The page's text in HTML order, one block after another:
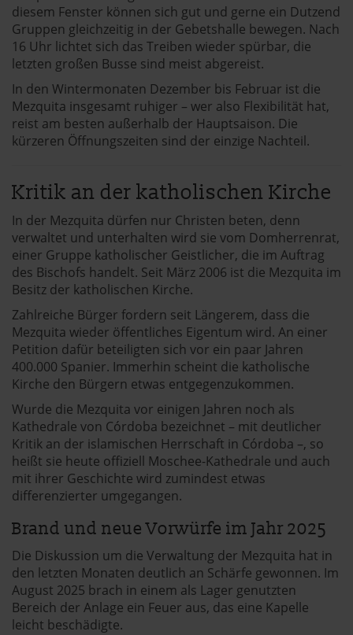
diesem Fenster können sich gut und gerne ein Dutzend
Gruppen gleichzeitig in der Gebetshalle bewegen. Nach
16 Uhr lichtet sich das Treiben wieder spürbar, die
letzten großen Busse sind meist abgereist.
In den Wintermonaten Dezember bis Februar ist die
Mezquita insgesamt ruhiger – wer also Flexibilität hat,
reist am besten außerhalb der Hauptsaison. Die
kürzeren Öffnungszeiten sind der einzige Nachteil.
Kritik an der katholischen Kirche
In der Mezquita dürfen nur Christen beten, denn
verwaltet und unterhalten wird sie vom Domherrenrat,
einer Gruppe katholischer Geistlicher, die im Auftrag
des Bischofs handelt. Seit März 2006 ist die Mezquita im
Besitz der katholischen Kirche.
Zahlreiche Bürger fordern seit Längerem, dass die
Mezquita wieder öffentliches Eigentum wird. An einer
Petition dafür beteiligten sich vor ein paar Jahren
400.000 Spanier. Immerhin scheint die katholische
Kirche den Bürgern etwas entgegenzukommen.
Wurde die Mezquita vor einigen Jahren noch als
Kathedrale von Córdoba bezeichnet – mit deutlicher
Kritik an der islamischen Herrschaft in Córdoba –, so
heißt sie heute offiziell Moschee-Kathedrale und auch
mit ihrer Geschichte wird zumindest etwas
differenzierter umgegangen.
Brand und neue Vorwürfe im Jahr 2025
Die Diskussion um die Verwaltung der Mezquita hat in
den letzten Monaten deutlich an Schärfe gewonnen. Im
August 2025 brach in einem als Lager genutzten
Bereich der Anlage ein Feuer aus, das eine Kapelle
leicht beschädigte.